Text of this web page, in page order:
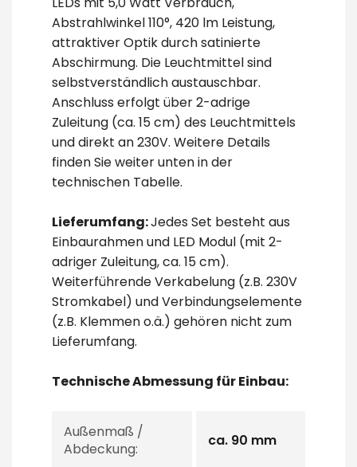
Abstrahlwinkel 110°, 420 lm Leistung,
attraktiver Optik durch satinierte
Abschirmung. Die Leuchtmittel sind
selbstverständlich austauschbar.
Anschluss erfolgt über 2-adrige
Zuleitung (ca. 15 cm) des Leuchtmittels
und direkt an 230V. Weitere Details
finden Sie weiter unten in der
technischen Tabelle.
Lieferumfang:Jedes Set besteht aus
Einbaurahmen und LED Modul (mit 2-
adriger Zuleitung, ca. 15 cm).
Weiterführende Verkabelung (z.B. 230V
Stromkabel) und Verbindungselemente
(z.B. Klemmen o.ä.) gehören nicht zum
Lieferumfang.
Technische Abmessung für Einbau:
Außenmaß /
Abdeckung:
ca. 90 mm